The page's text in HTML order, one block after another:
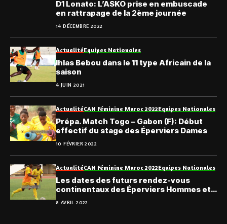
D1 Lonato: L’ASKO prise en embuscade
en rattrapage de la 2ème journée
14 DÉCEMBRE 2022
ActualitéEquipes Nationales
Ihlas Bebou dans le 11 type Africain de la
saison
4 JUIN 2021
ActualitéCAN Féminine Maroc 2022Equipes Nationales
Prépa. Match Togo – Gabon (F): Début
effectif du stage des Éperviers Dames
10 FÉVRIER 2022
ActualitéCAN Féminine Maroc 2022Equipes Nationales
Les dates des futurs rendez-vous
continentaux des Éperviers Hommes et
Dames
8 AVRIL 2022